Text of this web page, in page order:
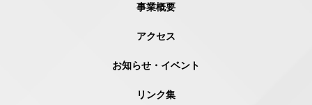
事業概要
アクセス
お知らせ・イベント
リンク集